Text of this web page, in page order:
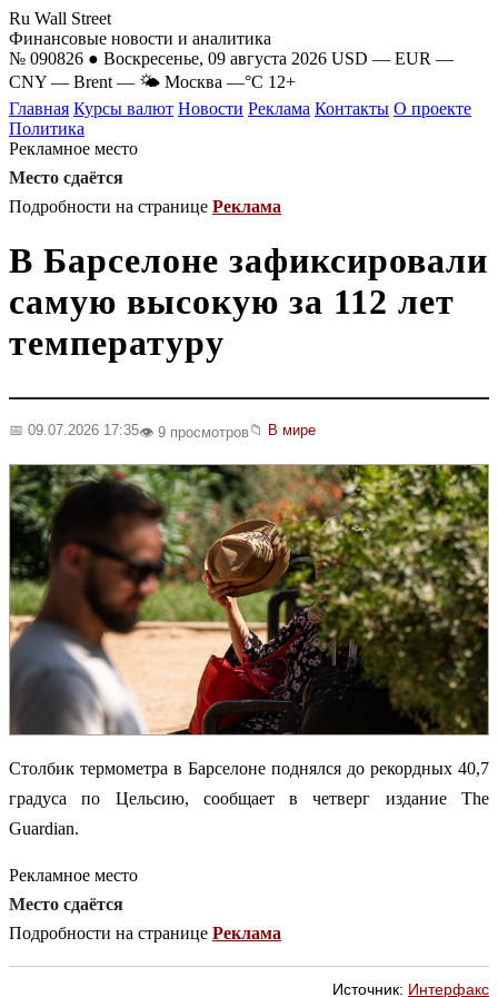
Ru Wall Street
Финансовые новости и аналитика
№ 090826 ● Воскресенье, 09 августа 2026 USD — EUR —
CNY — Brent — 🌤 Москва —°C 12+
Главная Курсы валют Новости Реклама Контакты О проекте
Политика
Рекламное место
Место сдаётся
Подробности на странице Реклама
В Барселоне зафиксировали
самую высокую за 112 лет
температуру
📅 09.07.2026 17:35👁️ 9 просмотров📁 В мире
Столбик термометра в Барселоне поднялся до рекордных 40,7
градуса по Цельсию, сообщает в четверг издание The
Guardian.
Рекламное место
Место сдаётся
Подробности на странице Реклама
Источник: Интерфакс